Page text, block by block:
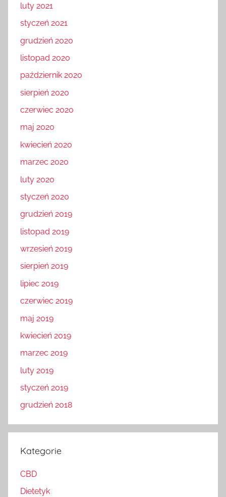
luty 2021
styczeń 2021
grudzień 2020
listopad 2020
październik 2020
sierpień 2020
czerwiec 2020
maj 2020
kwiecień 2020
marzec 2020
luty 2020
styczeń 2020
grudzień 2019
listopad 2019
wrzesień 2019
sierpień 2019
lipiec 2019
czerwiec 2019
maj 2019
kwiecień 2019
marzec 2019
luty 2019
styczeń 2019
grudzień 2018
Kategorie
CBD
Dietetyk